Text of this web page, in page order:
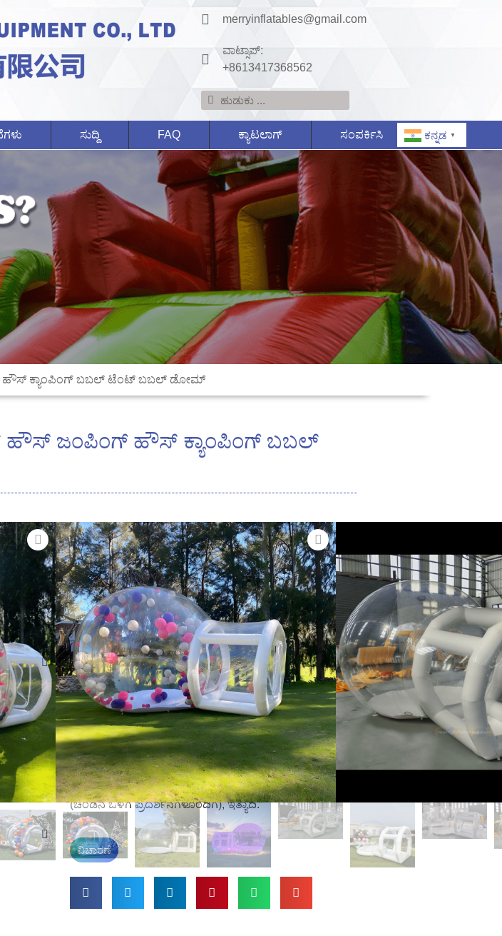
merryinflatables@gmail.com
ವಾಟ್ಸಾಪ್:
+8613417368562
ಸುದ್ದಿ FAQ ಕ್ಯಾಟಲಾಗ್ ಸಂಪರ್ಕಿಸಿ ಕನ್ನಡ ▼
ಕ್ಯಾಂಪಿಂಗ್ ಬಬಲ್ ಟೆಂಟ್ ಬಬಲ್ ಡೋಮ್
ಜಂಪಿಂಗ್ ಹೌಸ್ ಕ್ಯಾಂಪಿಂಗ್ ಬಬಲ್
ಈ ಪಾರದರ್ಶಕ ಗುಮ್ಮಟ ಟೆಂಟ್ ಹೊರಾಂಗಣ ಕಾರ್ಯಕ್ರಮಗಳು
ಮತ್ತು ಪ್ರದರ್ಶನಗಳಿಗೆ ಸೂಕ್ತವಾಗಿದೆ. ಇದರ ಗಾಳಿ ತುಂಬಬಹುದಾದ
ವಿನ್ಯಾಸವು ವಿಶಿಷ್ಟ ಮತ್ತು ಆಕರ್ಷಕ ರಚನೆಯನ್ನು ಸೃಷ್ಟಿಸುತ್ತದೆ, ಜೊತೆಗೆ
ಅತಿಥಿಗಳಿಗೆ ಜಲನಿರೋಧಕ ಸ್ಥಳವನ್ನು ಒದಗಿಸುತ್ತದೆ. * ಬಬಲ್ ಟೆಂಟ್
ಗುಳ್ಳೆಯನ್ನು ಉಬ್ಬಿಸಲು ಮತ್ತು ಸುಲಭವಾದ ಸೆಟಪ್‌ಗಾಗಿ ಸುರಂಗದ
ಭಾಗವನ್ನು ಉಬ್ಬಿಸಲು ಏರ್ ಬ್ಲೋವರ್‌ನೊಂದಿಗೆ ಬರುತ್ತದೆ ಮತ್ತು
ಇದನ್ನು ವಿವಿಧ ಉದ್ದೇಶಗಳಿಗಾಗಿ ಬಳಸಬಹುದು. * ಬಹುಮುಖ ಸ್ಥಳ:
ಬಬಲ್ ಮನೆಯ ರಚನೆಯು ಬಹುಮುಖವಾಗಿದೆ ಮತ್ತು ವಿವಿಧ ಪಾರ್ಟಿ
ಸೆಟಪ್‌ಗಳಿಗೆ ಅವಕಾಶ ಕಲ್ಪಿಸುತ್ತದೆ. ಸ್ಪಷ್ಟ ಗೋಡೆಗಳು ಮತ್ತು ತೆರೆದ
ಬಾಗಿಲಿನ ಸುರಂಗವು ಹೊಂದಿಕೊಳ್ಳುವ ವ್ಯವಸ್ಥೆಗಳಿಗೆ ಅವಕಾಶ
ನೀಡುತ್ತದೆ, ಆದ್ದರಿಂದ ನೀವು ನಿಮ್ಮ ಪಾರ್ಟಿಗೆ ಸೂಕ್ತವಾದ ಸೆಟ್ಟಿಂಗ್
ಅನ್ನು ರಚಿಸಬಹುದು. * ಪರಿಕರಗಳು: ಬಬಲ್ ಟೆಂಟ್, ಏರ್ ಬ್ಲೋವರ್,
ಏರ್ ಪಂಪ್. ಹೊಂದಿಸಲು ಸುಲಭ: ಗಾಳಿ ತುಂಬಬಹುದಾದ ಬಬಲ್
ಟೆಂಟ್ ಮನೆಗಳನ್ನು ಸ್ಥಾಪಿಸುವುದು ಸುಲಭ ಮತ್ತು ಕೆಲವೇ ನಿಮಿಷಗಳಲ್ಲಿ
ಉಬ್ಬಿಸಬಹುದು. * ಸನ್ನಿವೇಶಗಳು: ಪಾರ್ಟಿಗಳು, ಹುಟ್ಟುಹಬ್ಬದ
ಪಾರ್ಟಿಗಳು, ಬಾಡಿಗೆಗಳು, ಕಾರ್ನೀವಲ್‌ಗಳು, ವಾಣಿಜ್ಯ ಪ್ರದರ್ಶನಗಳು
(ಚೆಂಡಿನ ಒಳಗೆ ಪ್ರದರ್ಶನಗಳೊಂದಿಗೆ), ಇತ್ಯಾದಿ.
ವಿಚಾರಣೆ